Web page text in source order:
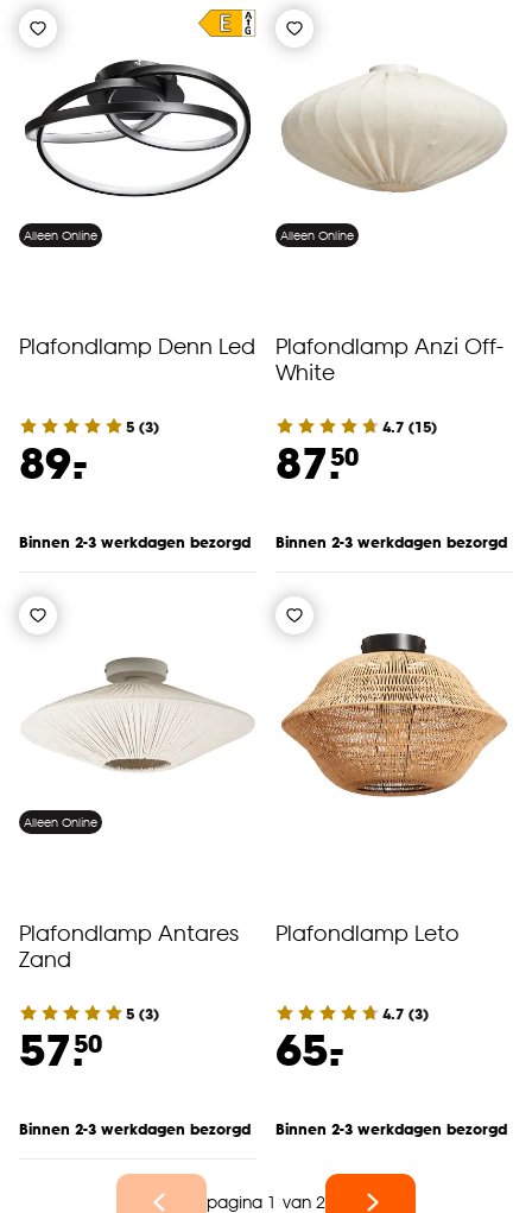
Alleen Online
Plafondlamp Denn Led
5 (3)
89.
-
Binnen 2-3 werkdagen bezorgd
Alleen Online
Plafondlamp Anzi Off-
White
4.7 (15)
87.50
Binnen 2-3 werkdagen bezorgd
Alleen Online
Plafondlamp Antares
Zand
5 (3)
57.50
Binnen 2-3 werkdagen bezorgd
Plafondlamp Leto
4.7 (3)
65.
-
Binnen 2-3 werkdagen bezorgd
pagina 1 van 2